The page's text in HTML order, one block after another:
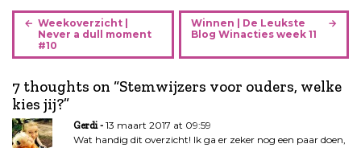
B
r
c
h
t
n
Weekoverzicht |
Never a dull moment
#10
Winnen | De Leukste
Blog Winacties week 11
7 thoughts on “Stemwijzers voor ouders, welke
kies jij?”
Gerdi
13 maart 2017 at 09:59
Wat handig dit overzicht! Ik ga er zeker nog een paar doen,